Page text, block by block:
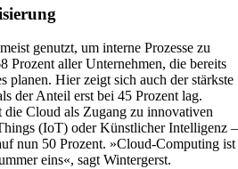
genutzt, um interne Prozesse zu
Prozent aller Unternehmen, die bereits
planen. Hier zeigt sich auch der stärkste
der Anteil erst bei 45 Prozent lag.
die Cloud als Zugang zu innovativen
(IoT) oder Künstlicher Intelligenz –
nun 50 Prozent. »Cloud-Computing ist
eins«, sagt Wintergerst.